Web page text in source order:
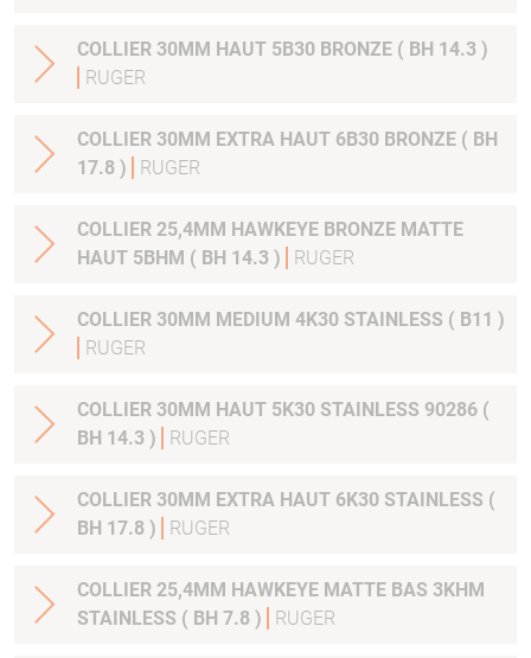
COLLIER 30MM HAUT 5B30 BRONZE ( BH 14.3 )
RUGER
COLLIER 30MM EXTRA HAUT 6B30 BRONZE ( BH
17.8 )
RUGER
COLLIER 25,4MM HAWKEYE BRONZE MATTE
HAUT 5BHM ( BH 14.3 )
RUGER
COLLIER 30MM MEDIUM 4K30 STAINLESS ( B11 )
RUGER
COLLIER 30MM HAUT 5K30 STAINLESS 90286 (
BH 14.3 )
RUGER
COLLIER 30MM EXTRA HAUT 6K30 STAINLESS (
BH 17.8 )
RUGER
COLLIER 25,4MM HAWKEYE MATTE BAS 3KHM
STAINLESS ( BH 7.8 )
RUGER